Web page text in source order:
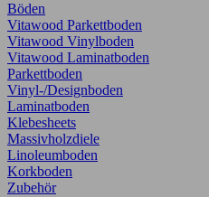
Böden
Vitawood Parkettboden
Vitawood Vinylboden
Vitawood Laminatboden
Parkettboden
Vinyl-/Designboden
Laminatboden
Klebesheets
Massivholzdiele
Linoleumboden
Korkboden
Zubehör